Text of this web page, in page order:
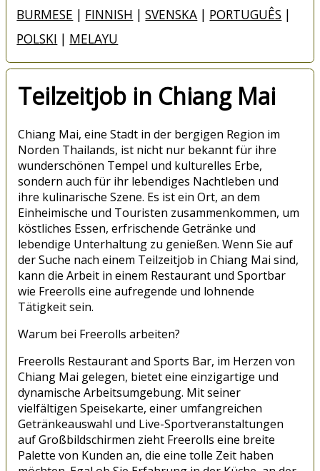
BURMESE | FINNISH |SVENSKA | PORTUGUÊS |
POLSKI | MELAYU
Teilzeitjob in Chiang Mai
Chiang Mai, eine Stadt in der bergigen Region im
Norden Thailands, ist nicht nur bekannt für ihre
wunderschönen Tempel und kulturelles Erbe,
sondern auch für ihr lebendiges Nachtleben und
ihre kulinarische Szene. Es ist ein Ort, an dem
Einheimische und Touristen zusammenkommen, um
köstliches Essen, erfrischende Getränke und
lebendige Unterhaltung zu genießen. Wenn Sie auf
der Suche nach einem Teilzeitjob in Chiang Mai sind,
kann die Arbeit in einem Restaurant und Sportbar
wie Freerolls eine aufregende und lohnende
Tätigkeit sein.
Warum bei Freerolls arbeiten?
Freerolls Restaurant and Sports Bar, im Herzen von
Chiang Mai gelegen, bietet eine einzigartige und
dynamische Arbeitsumgebung. Mit seiner
vielfältigen Speisekarte, einer umfangreichen
Getränkeauswahl und Live-Sportveranstaltungen
auf Großbildschirmen zieht Freerolls eine breite
Palette von Kunden an, die eine tolle Zeit haben